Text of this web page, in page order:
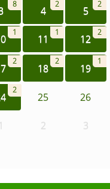
8
4
2
5
2
1
11
1
12
2
2
18
2
19
1
2
25 26
1 2 3